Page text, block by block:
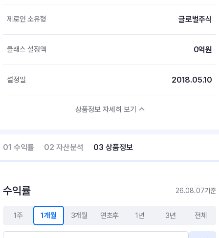
제로인 소유형 글로벌주식
클래스 설정액 0억원
설정일 2018.05.10
상품정보 자세히 보기
01 수익률 02 자산분석 03 상품정보
수익률 26.08.07기준
1주 1개월 3개월 연초후 1년 3년 전체
공지사항
FAQ